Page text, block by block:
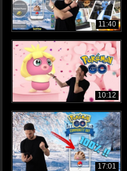
11:40
10:12
17:01